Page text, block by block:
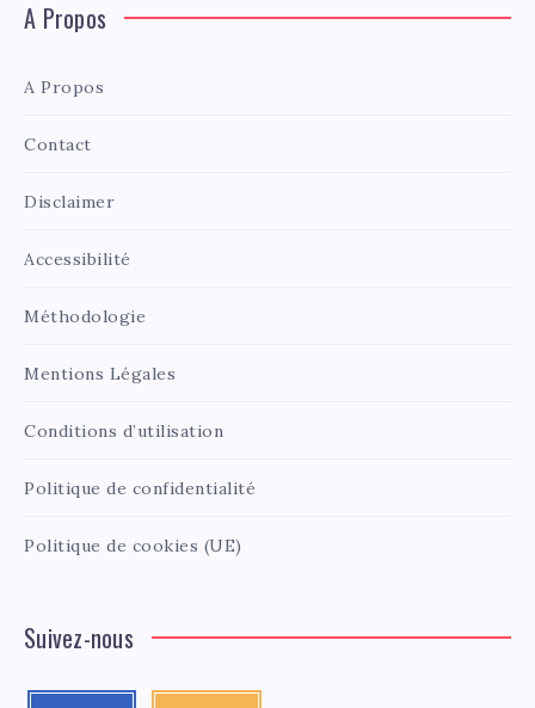
A Propos
A Propos
Contact
Disclaimer
Accessibilité
Méthodologie
Mentions Légales
Conditions d’utilisation
Politique de confidentialité
Politique de cookies (UE)
Suivez-nous